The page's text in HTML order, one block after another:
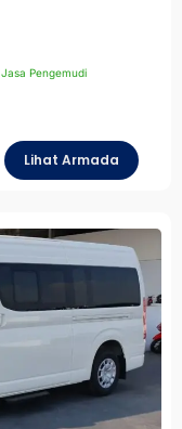
Jasa Pengemudi
Lihat Armada